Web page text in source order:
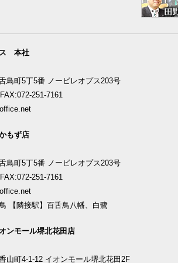
ス 本社
鳥町5丁5番 ノービレオプス203号
251-7161
もず店
鳥町5丁5番 ノービレオプス203号
251-7161
【隣接駅】百舌鳥八幡、白鷺
ンモール堺北花田店
山町4-1-12 イオンモール堺北花田2F